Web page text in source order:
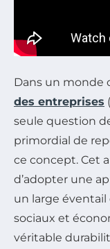
Dans un monde
des entreprises
seule question
primordial de
ce concept. Cet
d’adopter une
un large
sociaux et
véritable